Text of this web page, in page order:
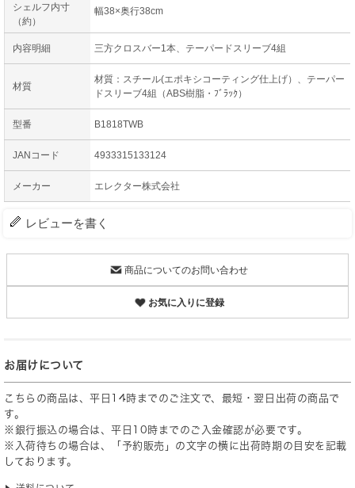
シェルフ内寸
（約）
幅38×奥行38cm
内容明細 三方クロスバー1本、テーパードスリーブ4組
材質
材質：スチール(エポキシコーティング仕上げ）、テーパー
ドスリーブ4組（ABS樹脂・ﾌﾞﾗｯｸ）
型番 B1818TWB
JANコード 4933315133124
メーカー エレクター株式会社
レビューを書く
商品についてのお問い合わせ
お気に入りに登録